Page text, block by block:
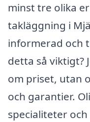
minst tre olika
takläggning i
informerad och
detta så viktigt?
om priset, utan
och garantier.
specialiteter